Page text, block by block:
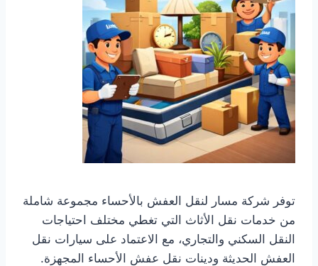
توفر شركة مسار لنقل العفش بالأحساء مجموعة شاملة
من خدمات نقل الأثاث التي تغطي مختلف احتياجات
النقل السكني والتجاري، مع الاعتماد على سيارات نقل
العفش الحديثة ودينات نقل عفش الأحساء المجهزة.